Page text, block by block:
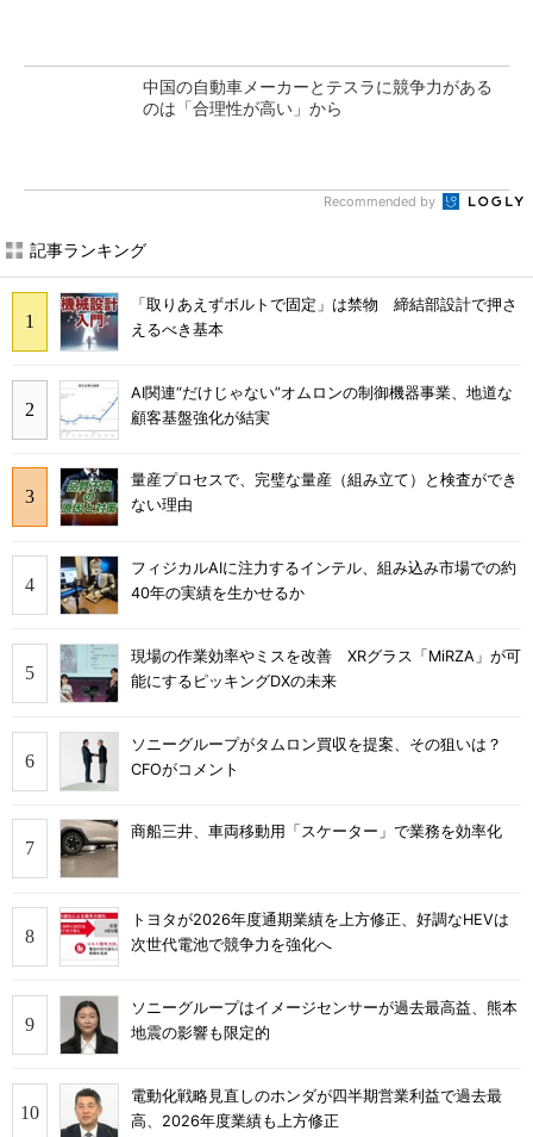
中国の自動車メーカーとテスラに競争力がある
のは「合理性が高い」から
Recommended by
記事ランキング
「取りあえずボルトで固定」は禁物 締結部設計で押さ
えるべき基本
AI関連“だけじゃない”オムロンの制御機器事業、地道な
顧客基盤強化が結実
量産プロセスで、完璧な量産（組み立て）と検査ができ
ない理由
フィジカルAIに注力するインテル、組み込み市場での約
40年の実績を生かせるか
現場の作業効率やミスを改善 XRグラス「MiRZA」が可
能にするピッキングDXの未来
ソニーグループがタムロン買収を提案、その狙いは？
CFOがコメント
商船三井、車両移動用「スケーター」で業務を効率化
トヨタが2026年度通期業績を上方修正、好調なHEVは
次世代電池で競争力を強化へ
ソニーグループはイメージセンサーが過去最高益、熊本
地震の影響も限定的
電動化戦略見直しのホンダが四半期営業利益で過去最
高、2026年度業績も上方修正